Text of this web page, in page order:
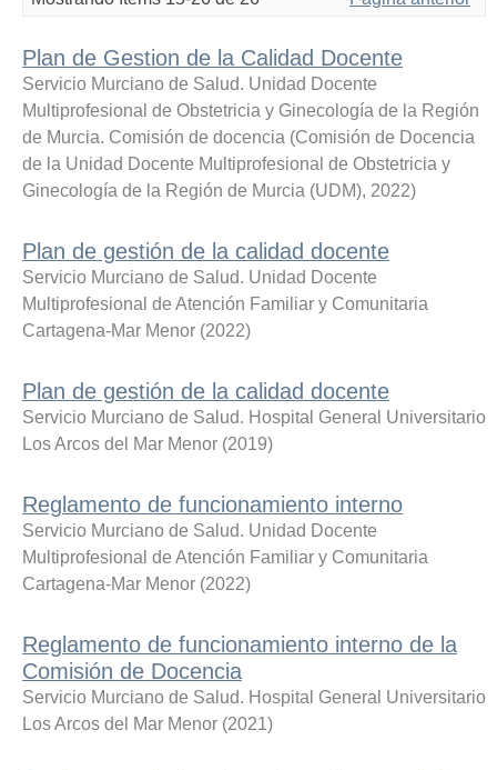
Plan de Gestion de la Calidad Docente
Servicio Murciano de Salud. Unidad Docente
Multiprofesional de Obstetricia y Ginecología de la Región
de Murcia. Comisión de docencia (Comisión de Docencia
de la Unidad Docente Multiprofesional de Obstetricia y
Ginecología de la Región de Murcia (UDM), 2022)
Plan de gestión de la calidad docente
Servicio Murciano de Salud. Unidad Docente
Multiprofesional de Atención Familiar y Comunitaria
Cartagena-Mar Menor (2022)
Plan de gestión de la calidad docente
Servicio Murciano de Salud. Hospital General Universitario
Los Arcos del Mar Menor (2019)
Reglamento de funcionamiento interno
Servicio Murciano de Salud. Unidad Docente
Multiprofesional de Atención Familiar y Comunitaria
Cartagena-Mar Menor (2022)
Reglamento de funcionamiento interno de la
Comisión de Docencia
Servicio Murciano de Salud. Hospital General Universitario
Los Arcos del Mar Menor (2021)